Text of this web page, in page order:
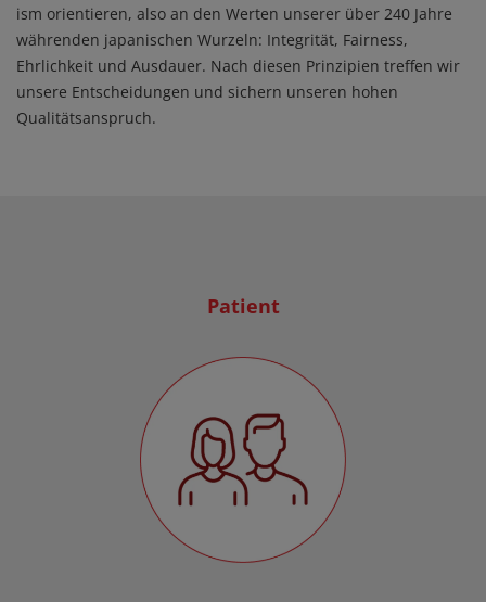
ism orientieren, also an den Werten unserer über 240 Jahre
währenden japanischen Wurzeln: Integrität, Fairness,
Ehrlichkeit und Ausdauer. Nach diesen Prinzipien treffen wir
unsere Entscheidungen und sichern unseren hohen
Qualitätsanspruch.
Patient